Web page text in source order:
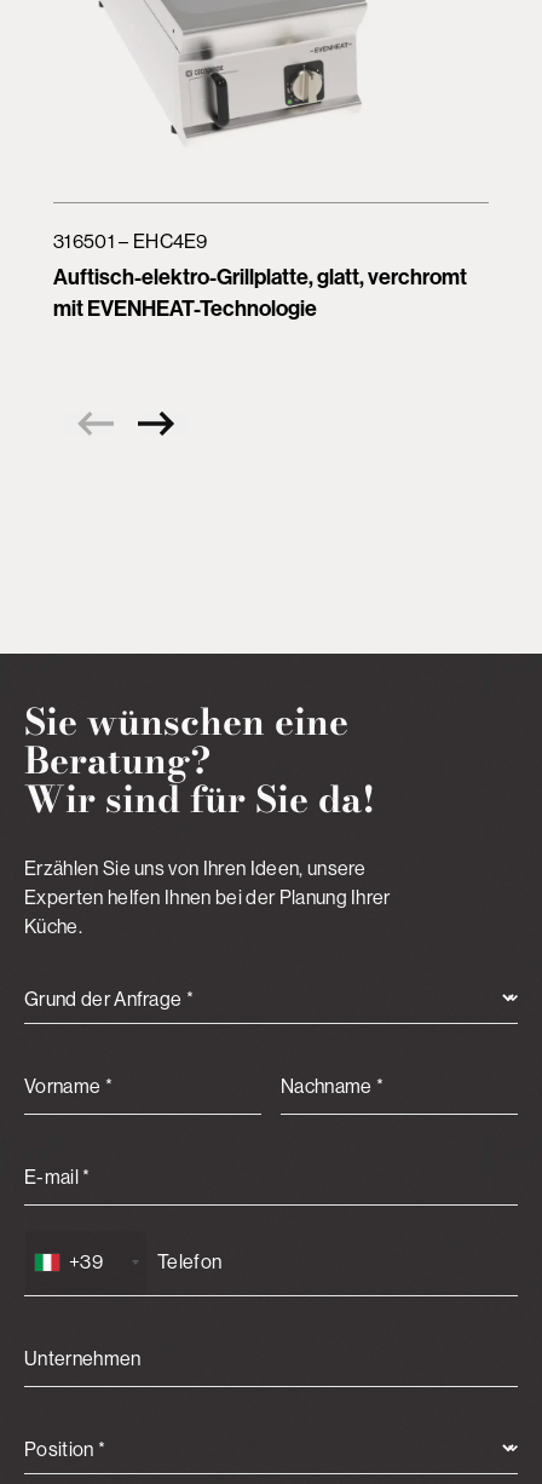
Auftisch-elektro-Grillplatte, glatt, verchromt
mit EVENHEAT-Technologie
316501 – EHC4E9
Sie wünschen eine
Beratung?
Wir sind für Sie da!
Erzählen Sie uns von Ihren Ideen, unsere
Experten helfen Ihnen bei der Planung Ihrer
Küche.
Grund der Anfrage *
Vorname * Nachname *
E-mail *
+39
Unternehmen
Position *